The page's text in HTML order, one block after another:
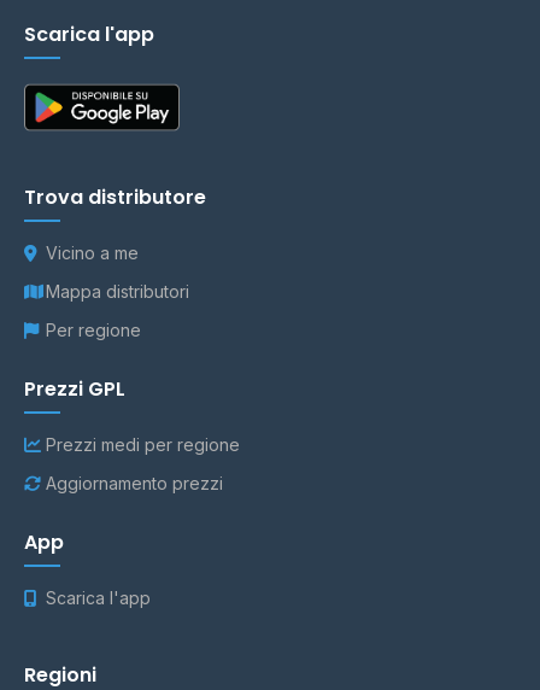
Scarica l'app
Trova distributore
Vicino a me
Mappa distributori
Per regione
Prezzi GPL
Prezzi medi per regione
Aggiornamento prezzi
App
Scarica l'app
Regioni